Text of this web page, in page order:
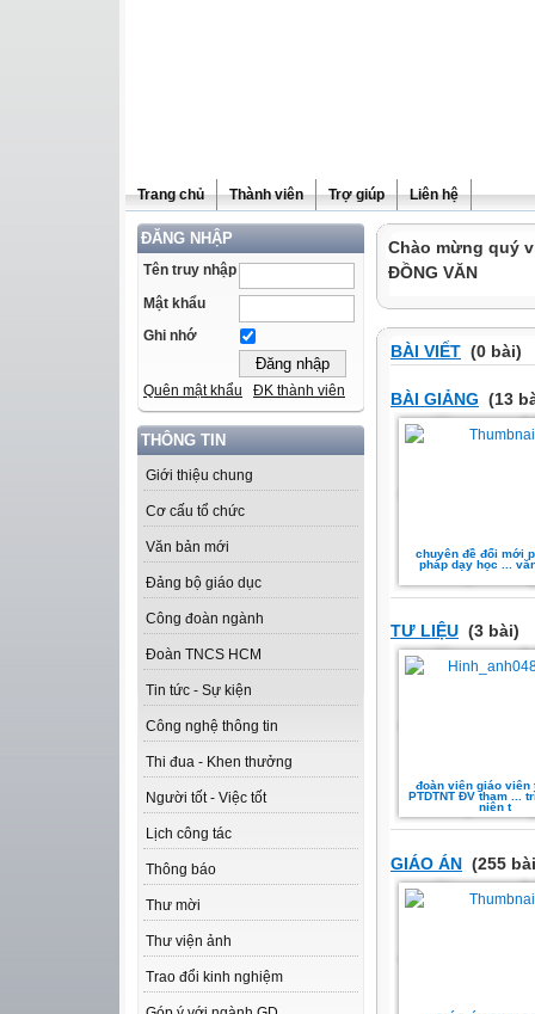
Trang chủ Thành viên Trợ giúp Liên hệ
ĐĂNG NHẬP
Tên truy nhập
Mật khẩu
Ghi nhớ
Quên mật khẩu ĐK thành viên
THÔNG TIN
Giới thiệu chung
Cơ cấu tổ chức
Văn bản mới
Đảng bộ giáo dục
Công đoàn ngành
Đoàn TNCS HCM
Tin tức - Sự kiện
Công nghệ thông tin
Thi đua - Khen thưởng
Người tốt - Việc tốt
Lịch công tác
Thông báo
Thư mời
Thư viện ảnh
Trao đổi kinh nghiệm
Chào mừng quý
ĐỒNG VĂN
BÀI VIẾT (0 bài)
BÀI GIẢNG (13
chuyên đề đổi mới
pháp dạy học ...
TƯ LIỆU (3 bài)
đoàn viên giáo viên
PTDTNT ĐV tham ...
niên t
GIÁO ÁN (255